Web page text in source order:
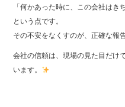
「何かあった時に、この会社はき
という点です。
その不安をなくすのが、正確な報
会社の信頼は、現場の見た目だけ
います。